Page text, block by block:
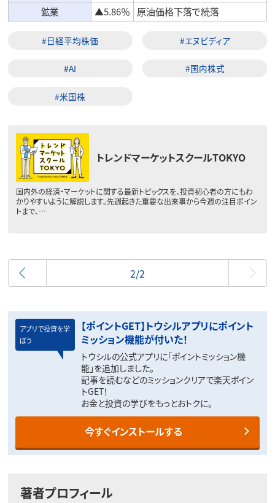
鉱業
▲5.86％ 原油価格下落で続落
#日経平均株価 #エヌビディア
#AI #国内株式
#米国株
トレンドマーケットスクールTOKYO
国内外の経済・マーケットに関する最新トピックスを、投資初心者の方にもわ
かりやすいように解説します。先週起きた重要な出来事から今週の注目ポイン
トまで、…
前へ
2/2
アプリで投資を学
ぼう
【ポイントGET】トウシルアプリにポイント
ミッション機能が付いた！
トウシルの公式アプリに「ポイントミッション機
能」を追加しました。
記事を読むなどのミッションクリアで楽天ポイン
トGET！
お金と投資の学びをもっとおトクに。
今すぐインストールする
著者プロフィール